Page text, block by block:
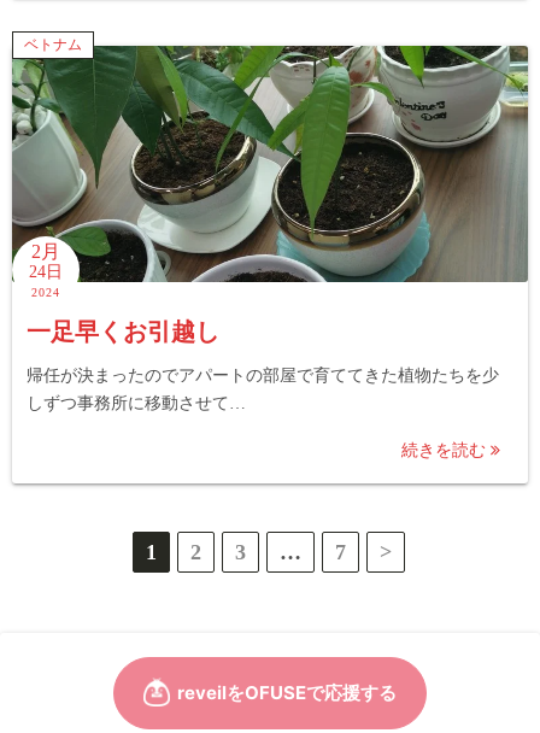
ベトナム
2月
24日
2024
一足早くお引越し
帰任が決まったのでアパートの部屋で育ててきた植物たちを少
しずつ事務所に移動させて…
続きを読む
1 2 3 … 7 >